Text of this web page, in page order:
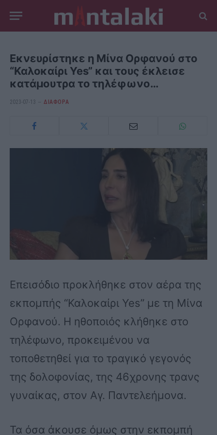
Εκνευρίστηκε η Μίνα Ορφανού στο
“Καλοκαίρι Yes” και τους έκλεισε
κατάμουτρα το τηλέφωνο…
2023-07-13 ΔΙΆΦΟΡΑ
Επεισόδιο προκλήθηκε στον αέρα της
εκπομπής “Καλοκαίρι Yes” με τη Μίνα
Ορφανού. Η ηθοποιός κλήθηκε στο
τηλέφωνο, προκειμένου να
τοποθετηθεί για το τραγικό γεγονός
της δολοφονίας, της 46χρονης τρανς
γυναίκας, στον Αγ. Παντελεήμονα.
Τα όσα άκουσε όμως στην εκπομπή